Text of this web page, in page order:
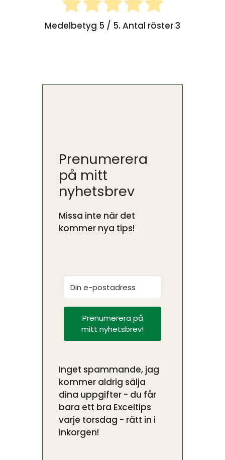
Medelbetyg 5 / 5. Antal röster3
Prenumerera
på mitt
nyhetsbrev
Missa inte när det
kommer nya tips!
Prenumerera på
mitt nyhetsbrev!
Inget spammande, jag
kommer aldrig sälja
dina uppgifter - du får
bara ett bra Exceltips
varje torsdag - rätt in i
inkorgen!